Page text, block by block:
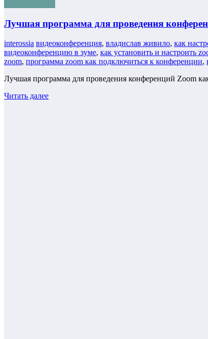
Лучшая программа для проведения
interossia видеоконференция, владислав живило, как
видеоконференцию в зуме, как установить и настроить
zoom, программа zoom как подключиться к конференции,
Лучшая программа для проведения конференций Zoom
Читать далее